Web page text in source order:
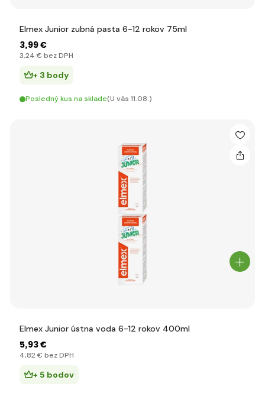
Elmex Junior zubná pasta 6-12 rokov 75ml
3,99 €
3,24 € bez DPH
+ 3 body
Posledný kus na sklade(U vás 11.08.)
Elmex Junior ústna voda 6-12 rokov 400ml
5,93 €
4,82 € bez DPH
+ 5 bodov